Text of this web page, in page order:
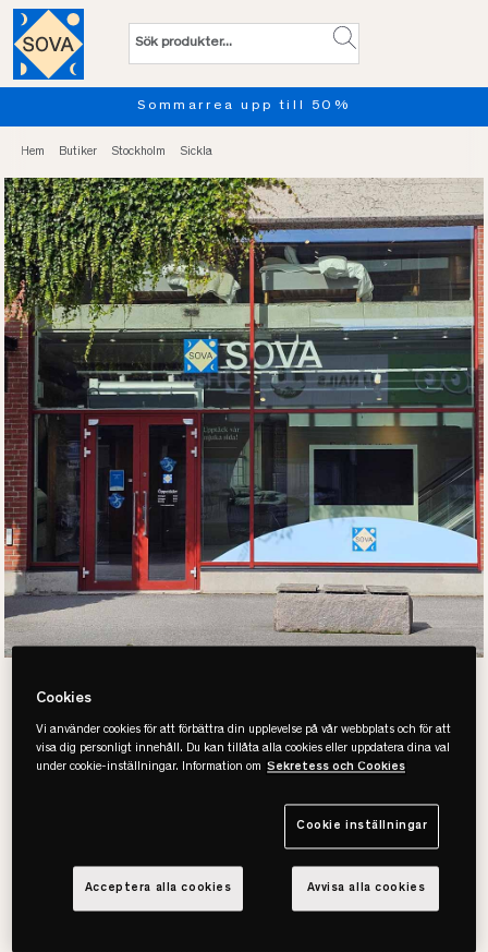
Sommarrea upp till 50%
Hem Butiker Stockholm Sickla
Köp säng hos
SOVA STOCKHOLM
Med vår kunskap och kompetens hittar vi lätt just den säng
Cookies
Vi använder cookies för att förbättra din upplevelse på vår webbplats och för att
visa dig personligt innehåll. Du kan tillåta alla cookies eller uppdatera dina val
under cookie-inställningar. Information om Sekretess och Cookies
Cookie inställningar
Avvisa alla cookies
Acceptera alla cookies